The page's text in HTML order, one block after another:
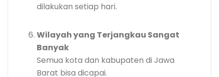
dilakukan setiap hari.
Wilayah yang Terjangkau Sangat
Banyak
Semua kota dan kabupaten di Jawa
Barat bisa dicapai.